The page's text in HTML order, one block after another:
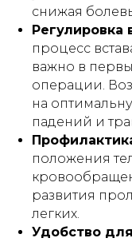
снижая
Регулировка
процесс
важно в
операции.
на
падений и
положения
развития
легких.
Удобство